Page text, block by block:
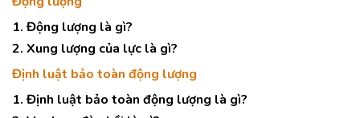
1. Động lượng là gì?
2. Xung lượng của lực là gì?
Định luật bảo toàn động lượng
1. Định luật bảo toàn động lượng là gì?